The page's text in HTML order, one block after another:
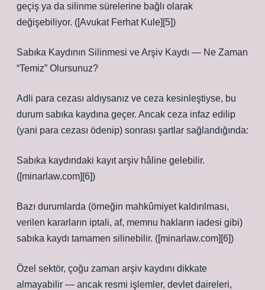
geçiş ya da silinme sürelerine bağlı olarak
değişebiliyor. ([Avukat Ferhat Kule][5])
Sabıka Kaydının Silinmesi ve Arşiv Kaydı — Ne Zaman
“Temiz” Olursunuz?
Adli para cezası aldıysanız ve ceza kesinleştiyse, bu
durum sabıka kaydına geçer. Ancak ceza infaz edilip
(yani para cezası ödenip) sonrası şartlar sağlandığında:
Sabıka kaydındaki kayıt arşiv hâline gelebilir.
([minarlaw.com][6])
Bazı durumlarda (örneğin mahkûmiyet kaldırılması,
verilen kararların iptali, af, memnu hakların iadesi gibi)
sabıka kaydı tamamen silinebilir. ([minarlaw.com][6])
Özel sektör, çoğu zaman arşiv kaydını dikkate
almayabilir — ancak resmi işlemler, devlet daireleri,